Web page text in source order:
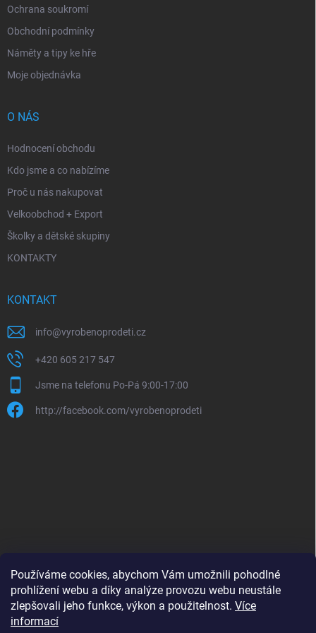
Používáme cookies, abychom Vám umožnili pohodlné
prohlížení webu a díky analýze provozu webu neustále
zlepšovali jeho funkce, výkon a použitelnost. Více
informací
Ochrana soukromí
Obchodní podmínky
Náměty a tipy ke hře
Moje objednávka
O NÁS
Hodnocení obchodu
Kdo jsme a co nabízíme
Proč u nás nakupovat
Velkoobchod + Export
Školky a dětské skupiny
KONTAKTY
KONTAKT
info@vyrobenoprodeti.cz
+420 605 217 547
Jsme na telefonu Po-Pá 9:00-17:00
http://facebook.com/vyrobenoprodeti
B2B shop pro obchodníky - www.krokido.cz